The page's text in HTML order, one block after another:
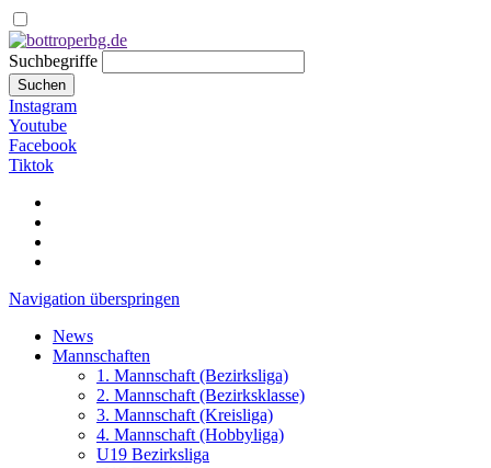
Suchbegriffe
Suchen
Instagram
Youtube
Facebook
Tiktok
Navigation überspringen
News
Mannschaften
1. Mannschaft (Bezirksliga)
2. Mannschaft (Bezirksklasse)
3. Mannschaft (Kreisliga)
4. Mannschaft (Hobbyliga)
U19 Bezirksliga